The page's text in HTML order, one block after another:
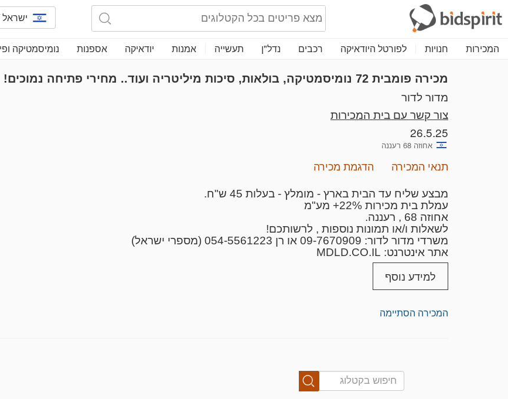
ישראל
המכירות חנויות לפורטל היודאיקה רכבים נדל"ן תעשייה אמנות יודאיקה אספנות נומיסמטיקה
מכירה פומבית 72 נומיסמטיקה, בולאות, סיכות מיליטריה ועוד.. מחירי פתיחה נמוכים!
מדור לדור
צור קשר עם בית המכירות
26.5.25
אחוזה 68 רעננה
תנאי המכירה הדגמת מכירה
מבצע שליח עד הבית בארץ - מומלץ - בעלות 45 ש"ח.
עמלת בית מכירות 22%+ מע"מ
אחוזה 68 , רעננה.
לשאלות ו/או תמונות נוספות , לרשותכם!
משרדי מדור לדור: 09-7670909 או רן 054-5561223 (מספרי ישראל)
אתר אינטרנט: MDLD.CO.IL
למידע נוסף
המכירה הסתיימה